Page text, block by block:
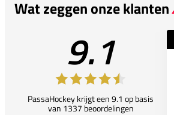
Wat zeggen onze klanten
9.1
PassaHockey krijgt een 9.1 op basis
van 1337 beoordelingen